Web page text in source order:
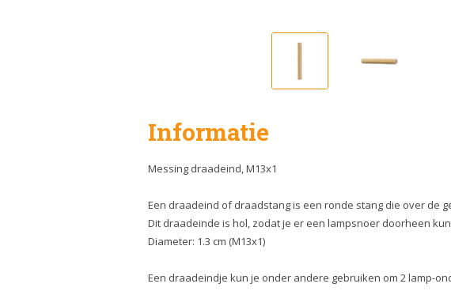
Informatie
Messing draadeind, M13x1
Een draadeind of draadstang is een ronde stang die over de
Dit draadeinde is hol, zodat je er een lampsnoer doorheen
Diameter: 1.3 cm (M13x1)
Een draadeindje kun je onder andere gebruiken om 2 lamp-